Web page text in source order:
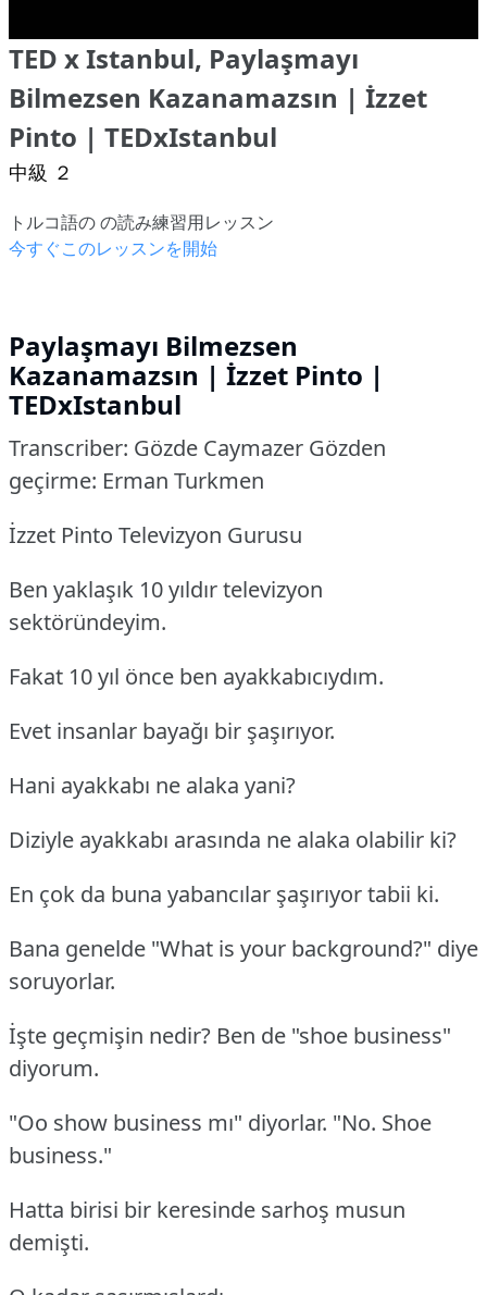
TED x Istanbul, Paylaşmayı
Bilmezsen Kazanamazsın | İzzet
Pinto | TEDxIstanbul
中級 ２
トルコ語の の読み練習用レッスン
今すぐこのレッスンを開始
Paylaşmayı Bilmezsen
Kazanamazsın | İzzet Pinto |
TEDxIstanbul
Transcriber: Gözde Caymazer Gözden
geçirme: Erman Turkmen
İzzet Pinto Televizyon Gurusu
Ben yaklaşık 10 yıldır televizyon
sektöründeyim.
Fakat 10 yıl önce ben ayakkabıcıydım.
Evet insanlar bayağı bir şaşırıyor.
Hani ayakkabı ne alaka yani?
Diziyle ayakkabı arasında ne alaka olabilir ki?
En çok da buna yabancılar şaşırıyor tabii ki.
Bana genelde "What is your background?" diye
soruyorlar.
İşte geçmişin nedir? Ben de "shoe business"
diyorum.
"Oo show business mı" diyorlar. "No. Shoe
business."
Hatta birisi bir keresinde sarhoş musun
demişti.